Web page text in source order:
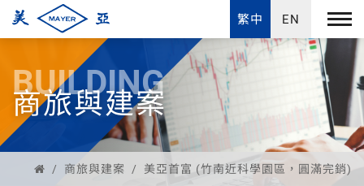
繁中 EN
BUILDING
商旅與建案
商旅與建案 美亞首富 (竹南近科學園區，圓滿完銷)